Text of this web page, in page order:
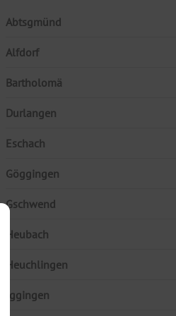
Abtsgmünd
Alfdorf
Bartholomä
Durlangen
Eschach
Göggingen
Gschwend
Heubach
Heuchlingen
Iggingen